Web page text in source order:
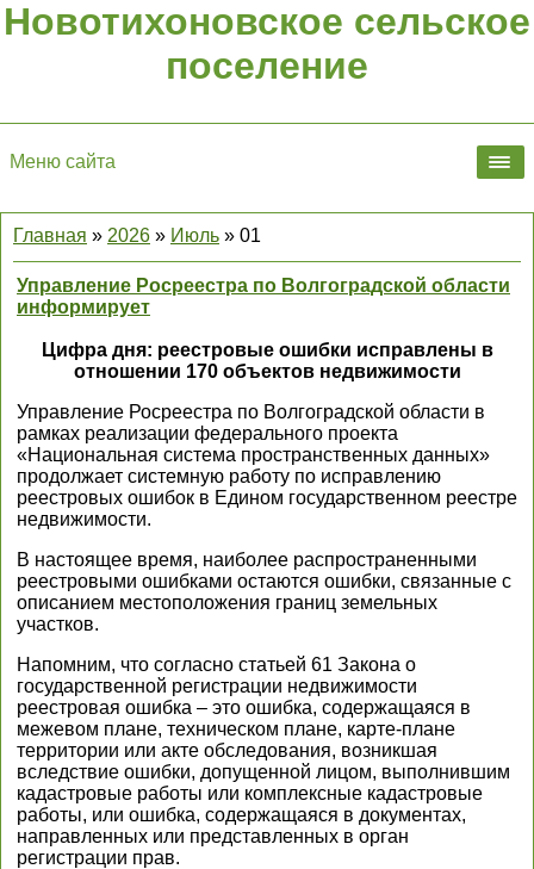
Новотихоновское сельское
поселение
Меню сайта
Главная » 2026 » Июль » 01
Управление Росреестра по Волгоградской области
информирует
Цифра дня: реестровые ошибки исправлены в
отношении 170 объектов недвижимости
Управление Росреестра по Волгоградской области в
рамках реализации федерального проекта
«Национальная система пространственных данных»
продолжает системную работу по исправлению
реестровых ошибок в Едином государственном реестре
недвижимости.
В настоящее время, наиболее распространенными
реестровыми ошибками остаются ошибки, связанные с
описанием местоположения границ земельных
участков.
Напомним, что согласно статьей 61 Закона о
государственной регистрации недвижимости
реестровая ошибка – это ошибка, содержащаяся в
межевом плане, техническом плане, карте-плане
территории или акте обследования, возникшая
вследствие ошибки, допущенной лицом, выполнившим
кадастровые работы или комплексные кадастровые
работы, или ошибка, содержащаяся в документах,
направленных или представленных в орган
регистрации прав.